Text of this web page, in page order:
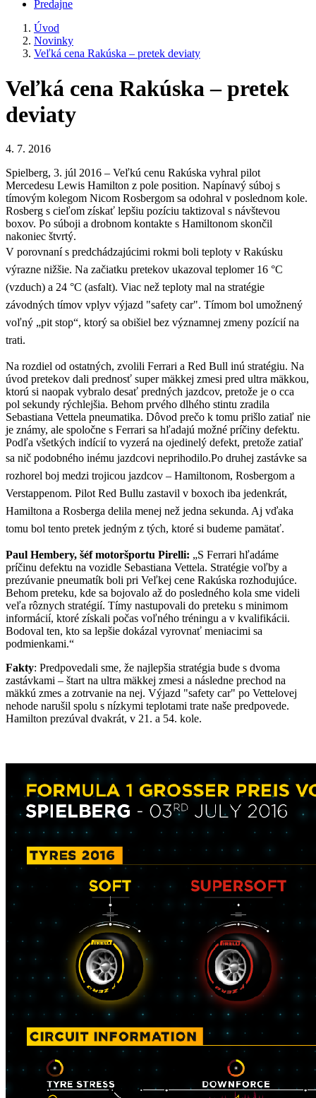
Predajne
Úvod
Novinky
Veľká cena Rakúska – pretek deviaty
Veľká cena Rakúska – pretek
deviaty
4. 7. 2016
Spielberg, 3. júl 2016 – Veľkú cenu Rakúska vyhral pilot
Mercedesu Lewis Hamilton z pole position. Napínavý súboj s
tímovým kolegom Nicom Rosbergom sa odohral v poslednom kole.
Rosberg s cieľom získať lepšiu pozíciu taktizoval s návštevou
boxov. Po súboji a drobnom kontakte s Hamiltonom skončil
nakoniec štvrtý.
V porovnaní s predchádzajúcimi rokmi boli teploty v Rakúsku
výrazne nižšie. Na začiatku pretekov ukazoval teplomer 16 °C
(vzduch) a 24 °C (asfalt). Viac než teploty mal na stratégie
závodných tímov vplyv výjazd "safety car". Tímom bol umožnený
voľný „pit stop“, ktorý sa obišiel bez významnej zmeny pozícií na
trati.
Na rozdiel od ostatných, zvolili Ferrari a Red Bull inú stratégiu. Na
úvod pretekov dali prednosť super mäkkej zmesi pred ultra mäkkou,
ktorú si naopak vybralo desať predných jazdcov, pretože je o cca
pol sekundy rýchlejšia. Behom prvého dlhého stintu zradila
Sebastiana Vettela pneumatika. Dôvod prečo k tomu prišlo zatiaľ nie
je známy, ale spoločne s Ferrari sa hľadajú možné príčiny defektu.
Podľa všetkých indícií to vyzerá na ojedinelý defekt, pretože zatiaľ
sa nič podobného inému jazdcovi neprihodilo.Po druhej zastávke sa
rozhorel boj medzi trojicou jazdcov – Hamiltonom, Rosbergom a
Verstappenom. Pilot Red Bullu zastavil v boxoch iba jedenkrát,
Hamiltona a Rosberga delila menej než jedna sekunda. Aj vďaka
tomu bol tento pretek jedným z tých, ktoré si budeme pamätať.
Paul Hembery, šéf motoršportu Pirelli: „S Ferrari hľadáme
príčinu defektu na vozidle Sebastiana Vettela. Stratégie voľby a
prezúvanie pneumatík boli pri Veľkej cene Rakúska rozhodujúce.
Behom preteku, kde sa bojovalo až do posledného kola sme videli
veľa rôznych stratégií. Tímy nastupovali do preteku s minimom
informácií, ktoré získali počas voľného tréningu a v kvalifikácii.
Bodoval ten, kto sa lepšie dokázal vyrovnať meniacimi sa
podmienkami.“
Fakty: Predpovedali sme, že najlepšia stratégia bude s dvoma
zastávkami – štart na ultra mäkkej zmesi a následne prechod na
mäkkú zmes a zotrvanie na nej. Výjazd "safety car" po Vettelovej
nehode narušil spolu s nízkymi teplotami trate naše predpovede.
Hamilton prezúval dvakrát, v 21. a 54. kole.